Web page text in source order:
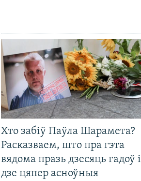
Хто забіў Паўла Шарамета?
Расказваем, што пра гэта
вядома празь дзесяць гадоў і
дзе цяпер асноўныя